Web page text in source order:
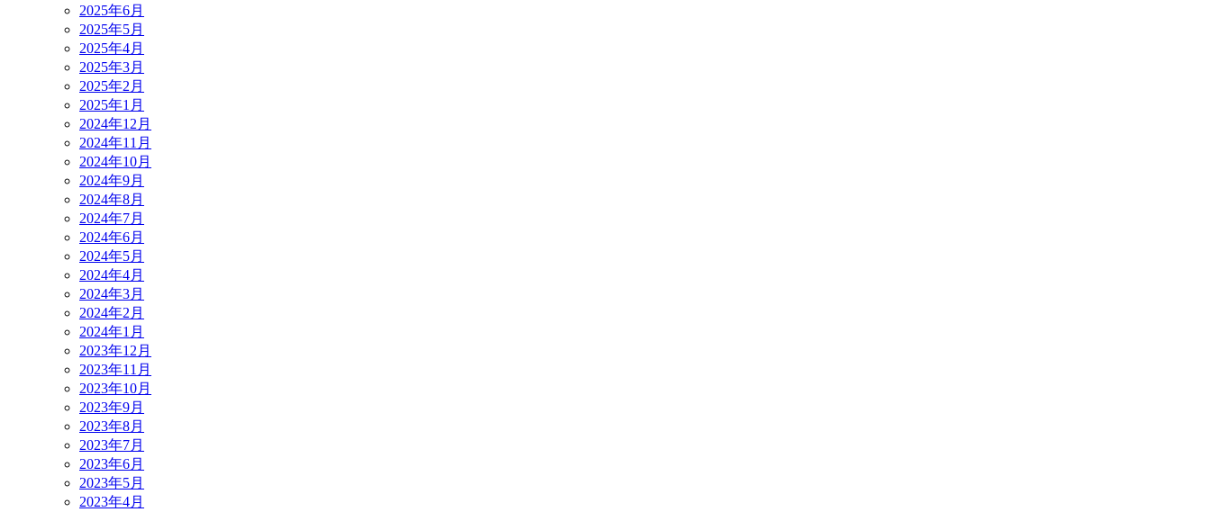
2025年6月
2025年5月
2025年4月
2025年3月
2025年2月
2025年1月
2024年12月
2024年11月
2024年10月
2024年9月
2024年8月
2024年7月
2024年6月
2024年5月
2024年4月
2024年3月
2024年2月
2024年1月
2023年12月
2023年11月
2023年10月
2023年9月
2023年8月
2023年7月
2023年6月
2023年5月
2023年4月